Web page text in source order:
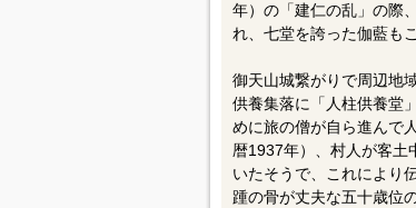
年）の「建仁の乱」の際
れ、七堂を誇った伽藍も
御天山城繋がりで周辺地
供養集落に「人柱供養堂
めに旅の僧が自ら進んで
暦1937年）、村人が客土
いたそうで、これにより
踵の骨が丈夫な五十歳位